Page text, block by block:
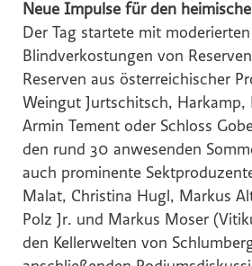
Neue Impulse für den
Der Tag startete mit moderierten
Blindverkostungen von
Reserven aus österreichischer
Weingut Jurtschitsch, Harkamp,
Armin Tement oder Schloss
den rund 30 anwesenden
auch prominente
Malat, Christina Hugl, Markus
Polz Jr. und Markus Moser
den Kellerwelten von